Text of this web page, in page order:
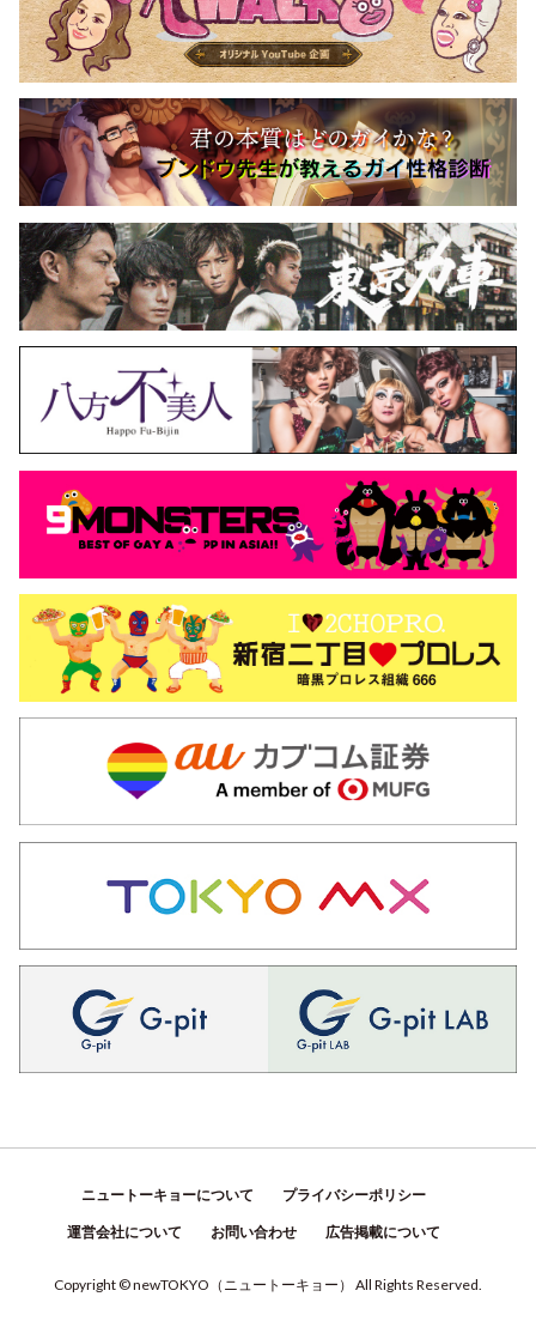
ニュートーキョーについて プライバシーポリシー
運営会社について お問い合わせ 広告掲載について
Copyright © newTOKYO （ ニュートーキョー ） All Rights Reserved.